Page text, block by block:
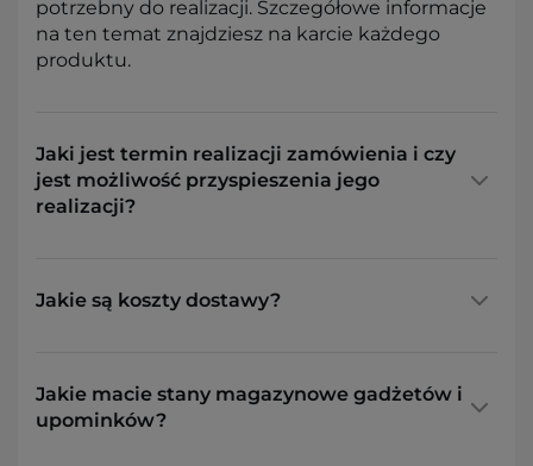
potrzebny do realizacji. Szczegółowe informacje
na ten temat znajdziesz na karcie każdego
produktu.
Jaki jest termin realizacji zamówienia i czy
jest możliwość przyspieszenia jego
realizacji?
Jakie są koszty dostawy?
Jakie macie stany magazynowe gadżetów i
upominków?